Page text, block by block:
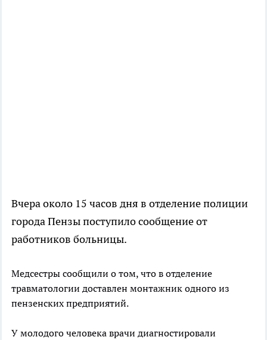
Вчера около 15 часов дня в отделение полиции
города Пензы поступило сообщение от
работников больницы.
Медсестры сообщили о том, что в отделение
травматологии доставлен монтажник одного из
пензенских предприятий.
У молодого человека врачи диагностировали